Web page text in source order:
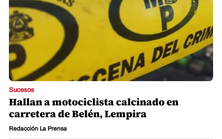
Sucesos
Hallan a motociclista calcinado en
carretera de Belén, Lempira
Redacción La Prensa